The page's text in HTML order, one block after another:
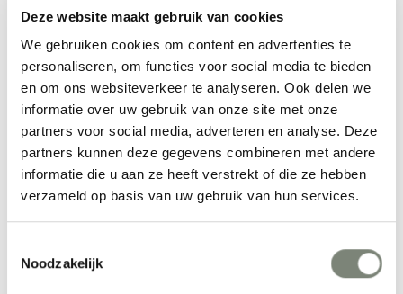
Deze website maakt gebruik van cookies
We gebruiken cookies om content en advertenties te
personaliseren, om functies voor social media te bieden
en om ons websiteverkeer te analyseren. Ook delen we
informatie over uw gebruik van onze site met onze
partners voor social media, adverteren en analyse. Deze
partners kunnen deze gegevens combineren met andere
informatie die u aan ze heeft verstrekt of die ze hebben
verzameld op basis van uw gebruik van hun services.
Noodzakelijk
SO3000: in hoogte verstelbare stervoet op wielen (aluminium)
SO3002: in hoogte verstelbare stervoet op wielen (zwart)
Zoals u ziet, heeft u vele varianten waar u uit kunt kiezen. Hierbij
kunnen de experts van De Projectinrichter u ondersteunen en
adviseren.
Meer producten van Andreu World